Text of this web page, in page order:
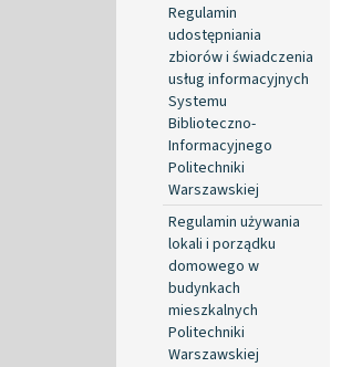
Regulamin
udostępniania
zbiorów i świadczenia
usług informacyjnych
Systemu
Biblioteczno-
Informacyjnego
Politechniki
Warszawskiej
Regulamin używania
lokali i porządku
domowego w
budynkach
mieszkalnych
Politechniki
Warszawskiej